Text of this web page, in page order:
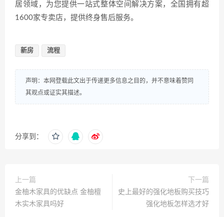
居领域，为您提供一站式整体空间解决方案，全国拥有超
1600家专卖店，提供终身售后服务。
新房 流程
声明：本网登载此文出于传递更多信息之目的，并不意味着赞同
其观点或证实其描述。
分享到：
上一篇
金柚木家具的优缺点 金柚檀
木实木家具吗好
下一篇
史上最好的强化地板购买技巧
强化地板怎样选才好